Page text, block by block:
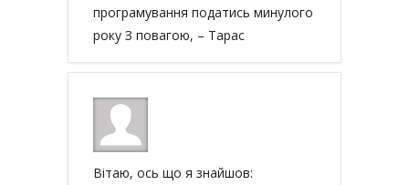
програмування податись минулого
року З повагою, – Тарас
Вітаю, ось що я знайшов: